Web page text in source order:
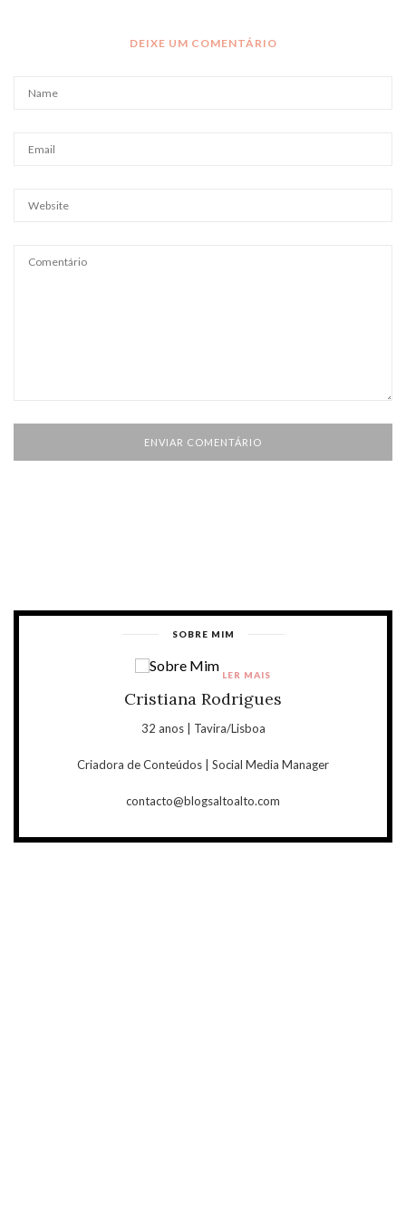
DEIXE UM COMENTÁRIO
SOBRE MIM
Cristiana Rodrigues
32 anos | Tavira/Lisboa
Criadora de Conteúdos | Social Media Manager
contacto@blogsaltoalto.com
LER MAIS